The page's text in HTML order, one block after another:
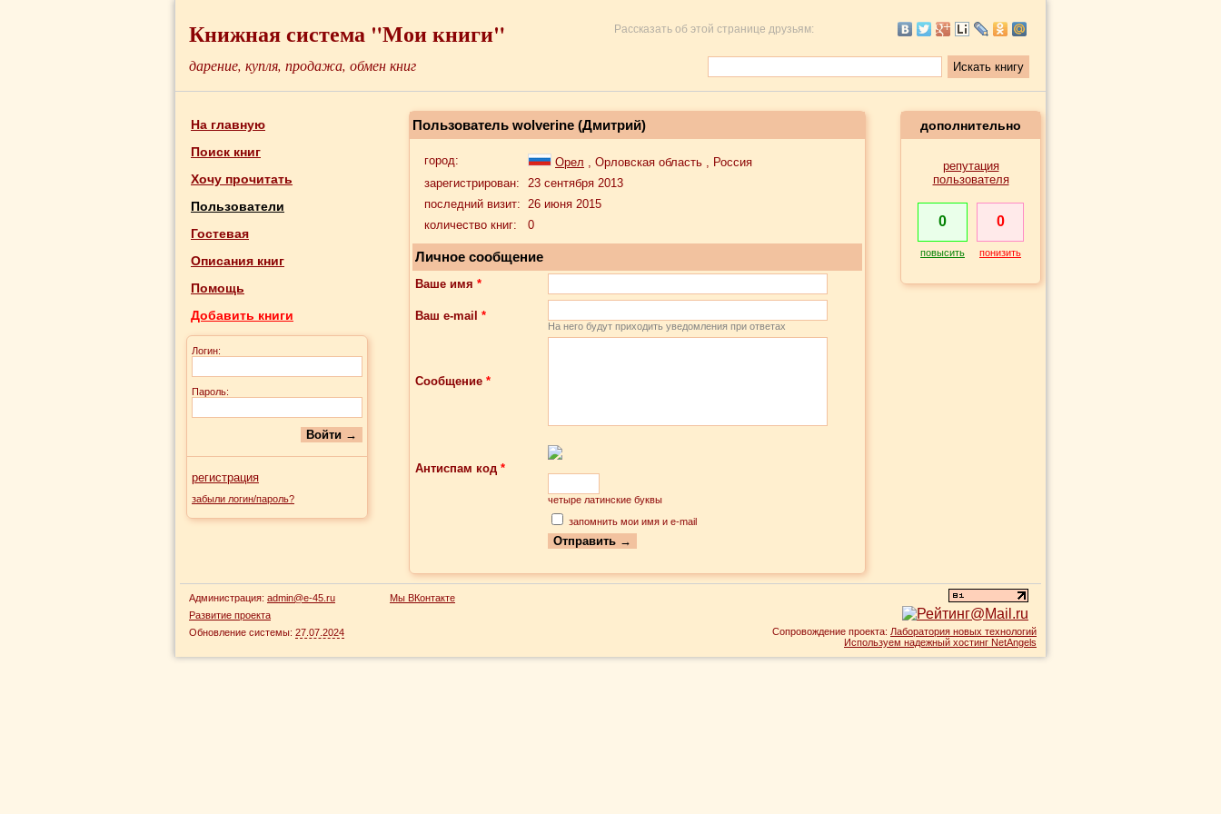
Книжная система "Мои книги" Рассказать об этой странице друзьям:
дарение, купля, продажа, обмен книг
На главную
Поиск книг
Хочу прочитать
Пользователи
Гостевая
Описания книг
Помощь
Добавить книги
Логин:
Пароль:
регистрация
забыли логин/пароль?
Пользователь wolverine (Дмитрий)
город: Орел , Орловская область , Россия
зарегистрирован:
23 сентября 2013
последний визит: 26 июня 2015
количество книг:
0
Личное сообщение
Ваше имя *
Ваш e-mail *
На него будут приходить уведомления при ответах
Сообщение *
Антиспам код *
четыре латинские буквы
запомнить мои имя и e-mail
дополнительно
репутация
пользователя
0 0
повысить понизить
Администрация: admin@e-45.ru
Развитие проекта
Обновление системы: 27.07.2024
Мы ВКонтакте
Сопровождение проекта: Лаборатория новых технологий
Используем надежный хостинг NetAngels